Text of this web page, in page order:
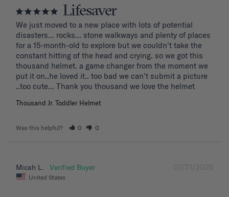
Lifesaver
We just moved to a new place with lots of potential
disasters... rocks... stone walkways and plenty of places
for a 15-month-old to explore but we couldn't take the
constant hitting of the head and crying. so we got this
thousand helmet. a game changer from the moment we
put it on..he loved it.. too bad we can't submit a picture
..too cute... Thank you thousand we love the helmet
Thousand Jr. Toddler Helmet
Was this helpful? 0 0
07/31/2025
Micah L.
United States